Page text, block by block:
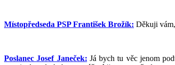
Místopředseda PSP František Brožík: Děkuji
Poslanec Josef Janeček: Já bych tu věc jenom